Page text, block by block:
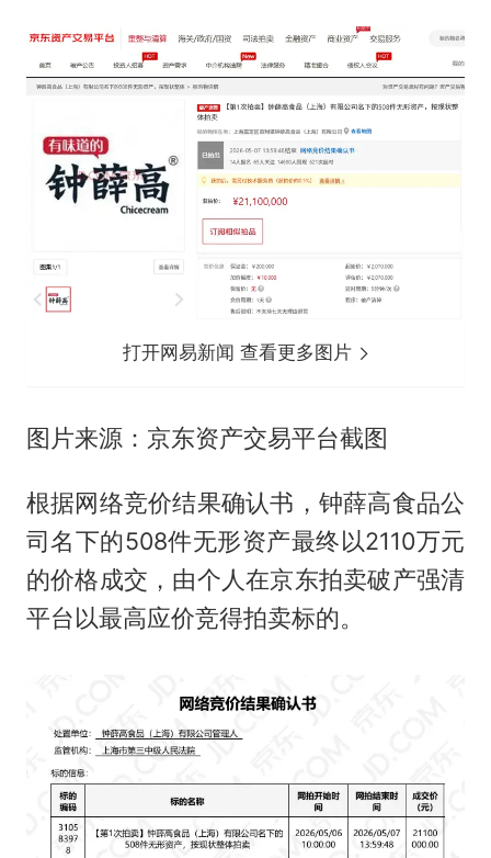
打开网易新闻 查看更多图片
图片来源：京东资产交易平台截图
根据网络竞价结果确认书，钟薛高食品公
司名下的508件无形资产最终以2110万元
的价格成交，由个人在京东拍卖破产强清
平台以最高应价竞得拍卖标的。